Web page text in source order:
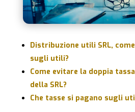
Distribuzione utili SRL,
sugli utili?
Come evitare la doppia
della SRL?
Che tasse si pagano sugli